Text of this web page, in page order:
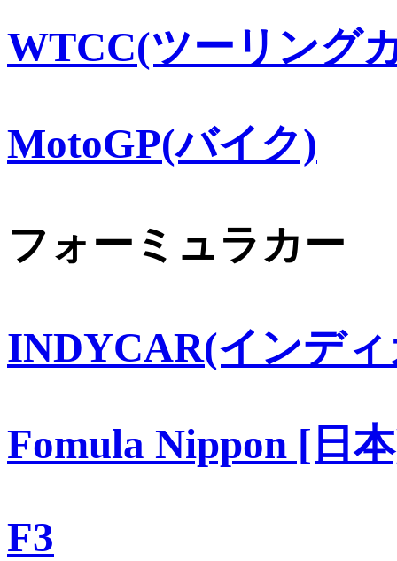
WTCC(ツーリング
MotoGP(バイク)
フォーミュラカー
INDYCAR(インデ
Fomula Nippon [日
F3